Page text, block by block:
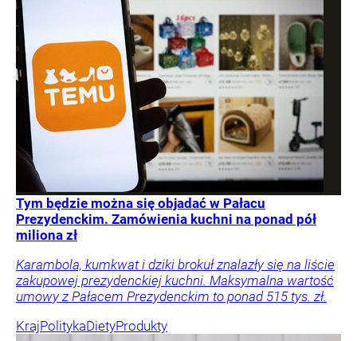
Tym będzie można się objadać w Pałacu
Prezydenckim. Zamówienia kuchni na ponad pół
miliona zł
Karambola, kumkwat i dziki brokuł znalazły się na liście
zakupowej prezydenckiej kuchni. Maksymalna wartość
umowy z Pałacem Prezydenckim to ponad 515 tys. zł.
KrajPolitykaDietyProdukty